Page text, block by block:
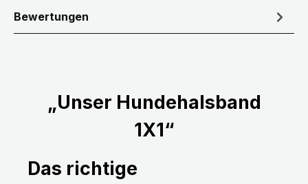
Bewertungen
„Unser Hundehalsband
1X1“
Das richtige